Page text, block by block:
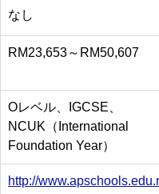
なし
RM23,653～RM50,607
Oレベル、IGCSE、
NCUK（International
Foundation Year）
http://